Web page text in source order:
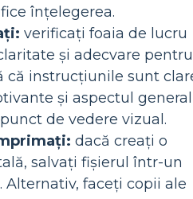
înțelegerea.
verificați foaia de lucru
și adecvare pentru
că instrucțiunile sunt
și aspectul general
de vedere vizual.
dacă creați o
salvați fișierul într-un
faceți copii ale